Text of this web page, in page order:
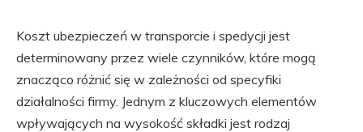
Koszt ubezpieczeń w transporcie i spedycji jest
determinowany przez wiele czynników, które mogą
znacząco różnić się w zależności od specyfiki
działalności firmy. Jednym z kluczowych elementów
wpływających na wysokość składki jest rodzaj